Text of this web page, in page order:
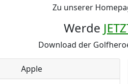
Zu unserer
Werde
Download der
Apple